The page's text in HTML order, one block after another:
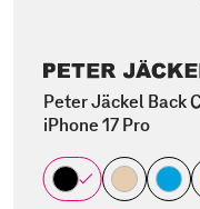
Peter Jäckel Back
iPhone 17 Pro